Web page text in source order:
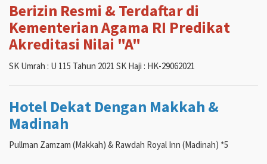
Berizin Resmi & Terdaftar di
Kementerian Agama RI Predikat
Akreditasi Nilai "A"
SK Umrah : U 115 Tahun 2021 SK Haji : HK-29062021
Hotel Dekat Dengan Makkah &
Madinah
Pullman Zamzam (Makkah) & Rawdah Royal Inn (Madinah) *5